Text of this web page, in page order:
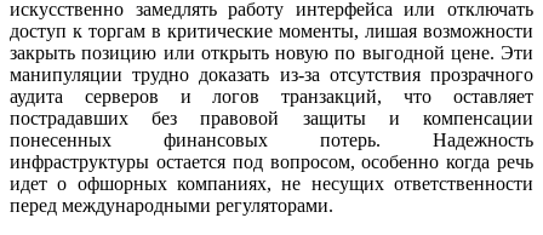
искусственно замедлять работу интерфейса или отключать
доступ к торгам в критические моменты, лишая возможности
закрыть позицию или открыть новую по выгодной цене. Эти
манипуляции трудно доказать из-за отсутствия прозрачного
аудита серверов и логов транзакций, что оставляет
пострадавших без правовой защиты и компенсации
понесенных финансовых потерь. Надежность
инфраструктуры остается под вопросом, особенно когда речь
идет о офшорных компаниях, не несущих ответственности
перед международными регуляторами.